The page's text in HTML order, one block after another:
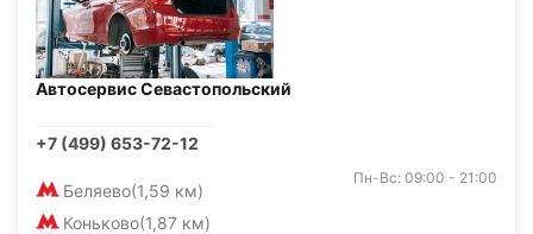
Автосервис Севастопольский
+7 (499) 653-72-12
Беляево(1,59 км)
Коньково(1,87 км)
Пн-Вс: 09:00 - 21:00